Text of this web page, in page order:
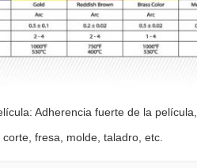
Adherencia fuerte de la
fresa, molde, taladro, etc.